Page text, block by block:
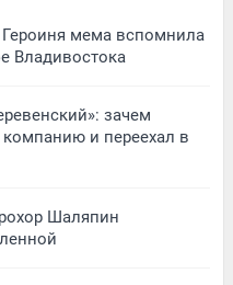
мема вспомнила
Владивостока
зачем
и переехал в
Шаляпин